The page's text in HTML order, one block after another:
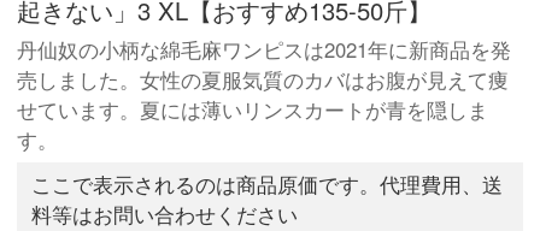
起きない」3 XL【おすすめ135-50斤】
丹仙奴の小柄な綿毛麻ワンピスは2021年に新商品を発
売しました。女性の夏服気質のカバはお腹が見えて痩
せています。夏には薄いリンスカートが青を隠しま
す。
ここで表示されるのは商品原価です。代理費用、送
料等はお問い合わせください